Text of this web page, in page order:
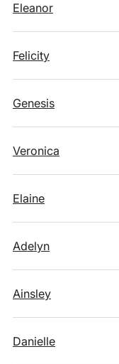
Eleanor
Felicity
Genesis
Veronica
Elaine
Adelyn
Ainsley
Danielle